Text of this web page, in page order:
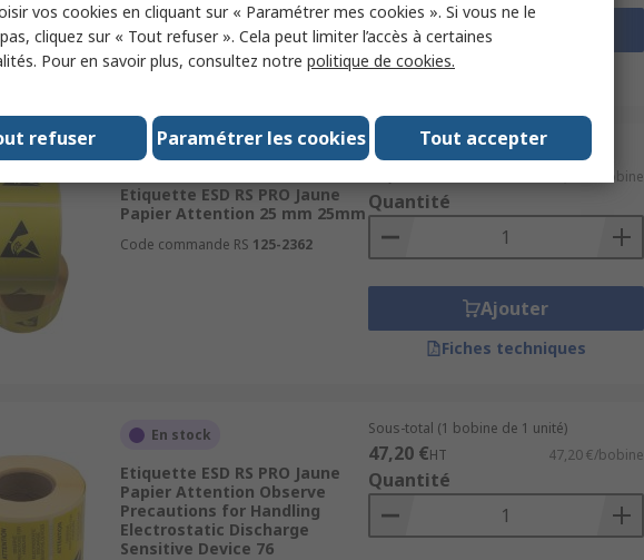
Ajouter
Fiches techniques
En stock
Etiquette ESD RS PRO Jaune
Papier Attention 25 mm 25mm
Code commande RS 125-2362
Sous-total (1 bobine de 1000 unités)
40,95 €/bobine
Quantité
Ajouter
Fiches techniques
En stock
Etiquette ESD RS PRO Jaune
Papier Attention Observe
Precautions for Handling
Electrostatic Discharge
Sensitive Device 76
Sous-total (1 bobine de 1 unité)
47,20 €HT 47,20 €/bobine
Quantité
vos cookies en cliquant sur « Paramétrer mes cookies ». Si vous ne le
cliquez sur « Tout refuser ». Cela peut limiter l’accès à certaines
Pour en savoir plus, consultez notre politique de cookies.
Tout accepter
Paramétrer les cookies
refuser